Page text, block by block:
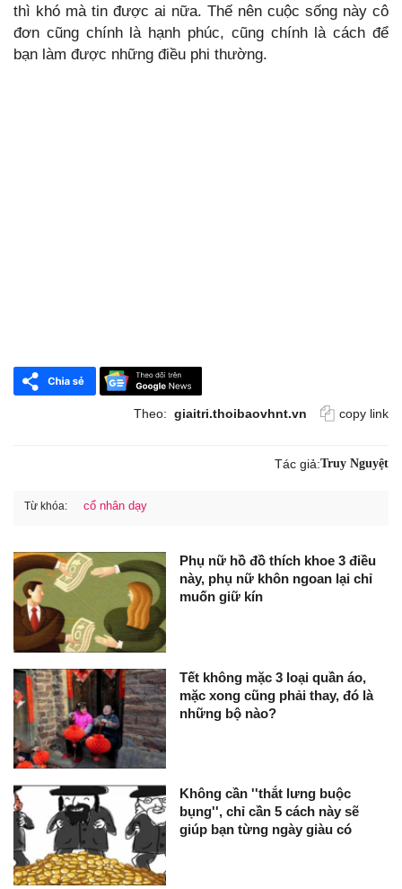
thì khó mà tin được ai nữa. Thế nên cuộc sống này cô
đơn cũng chính là hạnh phúc, cũng chính là cách để
bạn làm được những điều phi thường.
Theo: giaitri.thoibaovhnt.vn copy link
Tác giả:Truy Nguyệt
Từ khóa: cổ nhân dạy
Phụ nữ hồ đồ thích khoe 3 điều
này, phụ nữ khôn ngoan lại chỉ
muốn giữ kín
Tết không mặc 3 loại quần áo,
mặc xong cũng phải thay, đó là
những bộ nào?
Không cần ''thắt lưng buộc
bụng'', chỉ cần 5 cách này sẽ
giúp bạn từng ngày giàu có